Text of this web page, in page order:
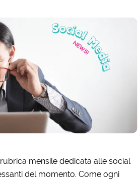
mensile dedicata alle social
del momento. Come ogni